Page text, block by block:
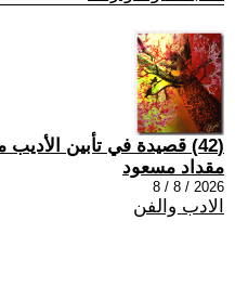
(42) قصيدة في تأبين الأديب محمد عبد حسن
مقداد مسعود
2026 / 8 / 8
الادب والفن